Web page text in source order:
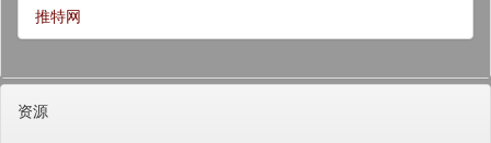
推特网
资源